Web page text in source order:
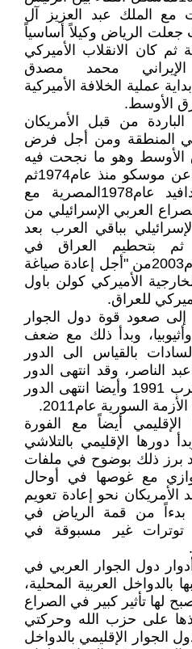
مع الملك عبد العزيز آل
علاقات جعلت الرياض وكيلاً أساسياً
ثم كان الانقلاب الأميركي
محمد مصدق
بداية عملية الخلافة الأميركية
الأوسط.
من قبل الأمريكان
في المنطقة ومن أجل فرض
الأوسط وهو ما نجحت فيه
واشنطن عبر إبعاد القاهرة عن موسكو منذ عام1974ثم
في عقد اتفاقية كامب دافيد عام1978المصرية مع
العربي الإسرائيلي من
بباقي العرب بعد
ثم بتحطيم العراق في
حرب1991تمهيداً لاحتلاله عام2003من "أجل إعادة صياغة
الأميركي كولن باول
للعراق.
إلى صعود قوة دول الجوار
وبدأ ذلك مع ضعف
بالقياس الى الدور
الناصر، وقد انتهى الدور
الإقليمي وقوة العراق مع حرب 1991 وأيضا انتهى الدور
السورية عام2011.
الإقليمي أيضاً مع الفورة
بعد حرب 1973 وبدأ دورها الإقليمي بالتلاشي
ما بعد 2015 وقد برز ذلك بوضوح في ملفات
مع غوصها في أوحال
الأمريكان نحو إعادة تعويم
بدءاً من قمة الرياض في
مع توترات غير مسبوقة في
دول الجوار العربي في
بالدواخل العربية المحلية،
لها تأثير كبير في الصراع
على حزب الله وحركتي
الجوار الإقليمي بالدواخل